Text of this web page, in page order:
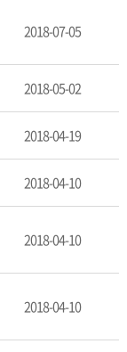
2018-07-05
2018-05-02
2018-04-19
2018-04-10
2018-04-10
2018-04-10